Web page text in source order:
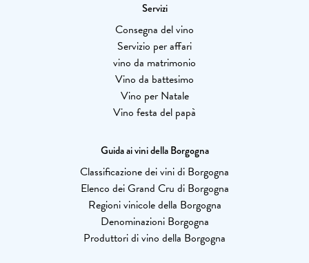
Servizi
Consegna del vino
Servizio per affari
vino da matrimonio
Vino da battesimo
Vino per Natale
Vino festa del papà
Guida ai vini della Borgogna
Classificazione dei vini di Borgogna
Elenco dei Grand Cru di Borgogna
Regioni vinicole della Borgogna
Denominazioni Borgogna
Produttori di vino della Borgogna